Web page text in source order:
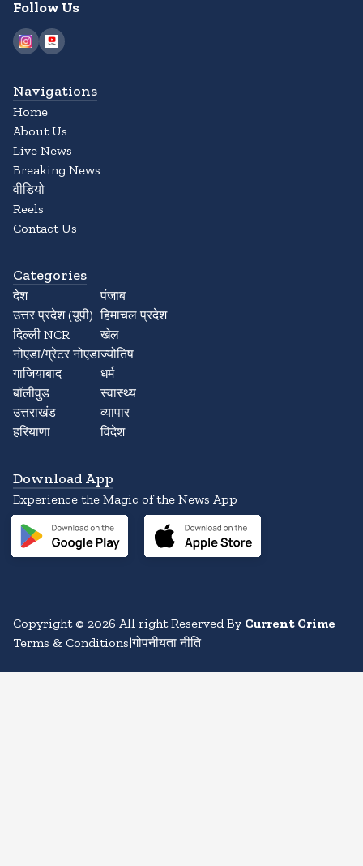
Follow Us
Navigations
Home
About Us
Live News
Breaking News
वीडियो
Reels
Contact Us
Categories
देश
उत्तर प्रदेश (यूपी)
दिल्ली NCR
नोएडा/ग्रेटर नोएडा
गाजियाबाद
बॉलीवुड
उत्तराखंड
हरियाणा
पंजाब
हिमाचल प्रदेश
खेल
ज्योतिष
धर्म
स्वास्थ्य
व्यापार
विदेश
Download App
Experience the Magic of the News App
Copyright© 2026 All right Reserved By Current Crime
Terms & Conditions|गोपनीयता नीति